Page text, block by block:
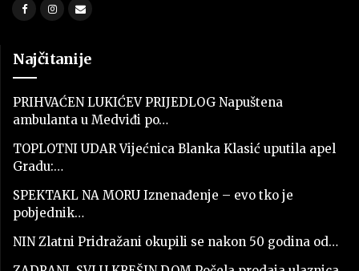
Najčitanije
PRIHVAĆEN LUKIĆEV PRIJEDLOG Napuštena
ambulanta u Medviđi po…
TOPLOTNI UDAR Vijećnica Blanka Klasić uputila apel
Gradu:…
SPEKTAKL NA MORU Iznenađenje – evo tko je
pobjednik…
NIN Zlatni Pridražani okupili se nakon 50 godina od…